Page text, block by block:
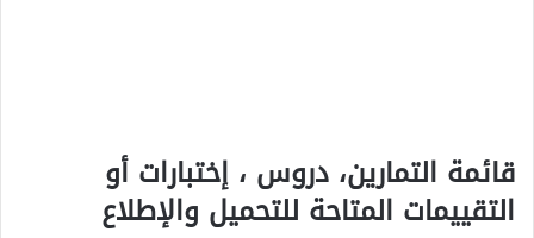
قائمة التمارين، دروس ، إختبارات أو
التقييمات المتاحة للتحميل والإطلاع